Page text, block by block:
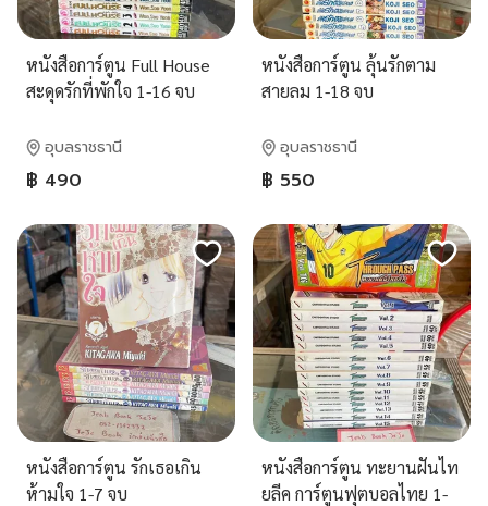
หนังสือการ์ตูน Full House
สะดุดรักที่พักใจ 1-16 จบ
อุบลราชธานี
฿ 490
หนังสือการ์ตูน ลุ้นรักตาม
สายลม 1-18 จบ
อุบลราชธานี
฿ 550
หนังสือการ์ตูน รักเธอเกิน
ห้ามใจ 1-7 จบ
หนังสือการ์ตูน ทะยานฝันไท
ยลีค การ์ตูนฟุตบอลไทย 1-